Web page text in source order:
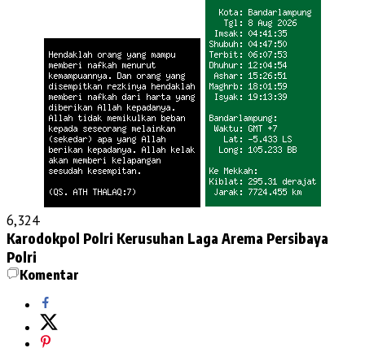
6,324
Karodokpol Polri Kerusuhan Laga Arema Persibaya
Polri
Komentar